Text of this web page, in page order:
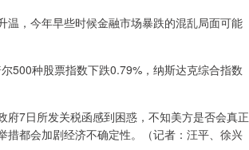
，今年早些时候金融市场暴跌的混乱局面可能
种股票指数下跌0.79%，纳斯达克综合指数
7日所发关税函感到困惑，不知美方是否会真正
都会加剧经济不确定性。（记者：汪平、徐兴